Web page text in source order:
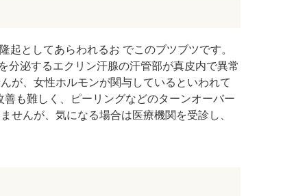
としてあらわれるお でこのブツブツです。
分泌するエクリン汗腺の汗管部が真皮内で異常
が、女性ホルモンが関与しているといわれて
も難しく、ピーリングなどのターンオーバー
せんが、気になる場合は医療機関を受診し、